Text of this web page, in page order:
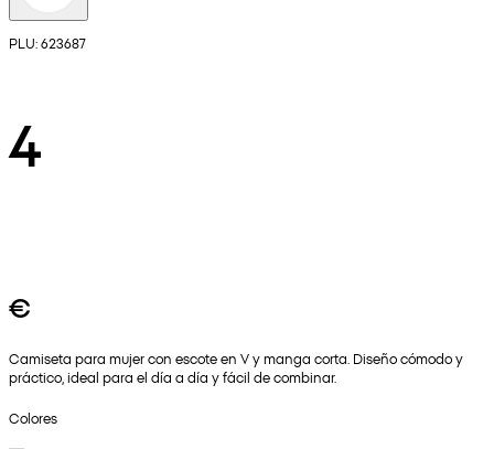
PLU: 623687
4
€
Camiseta para mujer con escote en V y manga corta. Diseño cómodo y
práctico, ideal para el día a día y fácil de combinar.
Colores